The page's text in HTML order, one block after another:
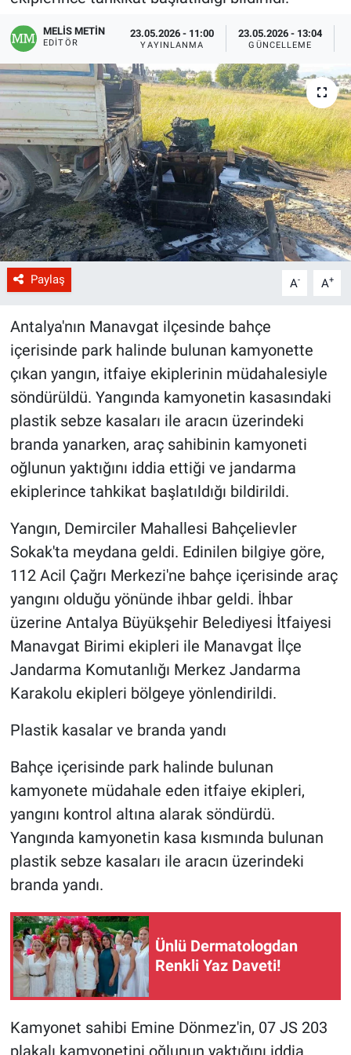
MELİS METİN
EDITÖR
23.05.2026 - 11:00
YAYINLANMA
23.05.2026 - 13:04
GÜNCELLEME
Paylaş A- A+
Antalya'nın Manavgat ilçesinde bahçe
içerisinde park halinde bulunan kamyonette
çıkan yangın, itfaiye ekiplerinin müdahalesiyle
söndürüldü. Yangında kamyonetin kasasındaki
plastik sebze kasaları ile aracın üzerindeki
branda yanarken, araç sahibinin kamyoneti
oğlunun yaktığını iddia ettiği ve jandarma
ekiplerince tahkikat başlatıldığı bildirildi.
Yangın, Demirciler Mahallesi Bahçelievler
Sokak'ta meydana geldi. Edinilen bilgiye göre,
112 Acil Çağrı Merkezi'ne bahçe içerisinde araç
yangını olduğu yönünde ihbar geldi. İhbar
üzerine Antalya Büyükşehir Belediyesi İtfaiyesi
Manavgat Birimi ekipleri ile Manavgat İlçe
Jandarma Komutanlığı Merkez Jandarma
Karakolu ekipleri bölgeye yönlendirildi.
Plastik kasalar ve branda yandı
Bahçe içerisinde park halinde bulunan
kamyonete müdahale eden itfaiye ekipleri,
yangını kontrol altına alarak söndürdü.
Yangında kamyonetin kasa kısmında bulunan
plastik sebze kasaları ile aracın üzerindeki
branda yandı.
Ünlü Dermatologdan
Renkli Yaz Daveti!
Kamyonet sahibi Emine Dönmez'in, 07 JS 203